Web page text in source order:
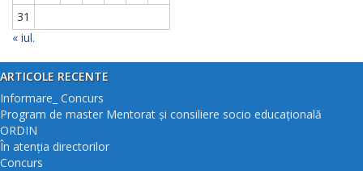
31
« iul.
ARTICOLE RECENTE
Informare_ Concurs
Program de master Mentorat și consiliere socio educațională
ORDIN
În atenția directorilor
Concurs